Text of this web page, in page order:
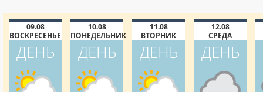
09.08
ВОСКРЕСЕНЬЕ
ДЕНЬ
10.08
ПОНЕДЕЛЬНИК
ДЕНЬ
11.08
ВТОРНИК
ДЕНЬ
12.08
СРЕДА
ДЕНЬ